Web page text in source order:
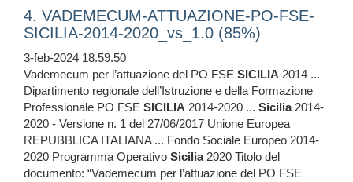
4. VADEMECUM-ATTUAZIONE-PO-FSE-
SICILIA-2014-2020_vs_1.0 (85%)
3-feb-2024 18.59.50
Vademecum per l’attuazione del PO FSE SICILIA 2014 ...
Dipartimento regionale dell’Istruzione e della Formazione
Professionale PO FSE SICILIA 2014-2020 ... Sicilia2014-
2020 - Versione n. 1 del 27/06/2017 Unione Europea
REPUBBLICA ITALIANA ... Fondo Sociale Europeo 2014-
2020 Programma Operativo Sicilia2020 Titolo del
documento: “Vademecum per l’attuazione del PO FSE